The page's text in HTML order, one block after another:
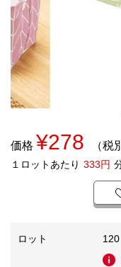
価格 ¥278 （税
１ロットあたり 333円
ロット
120